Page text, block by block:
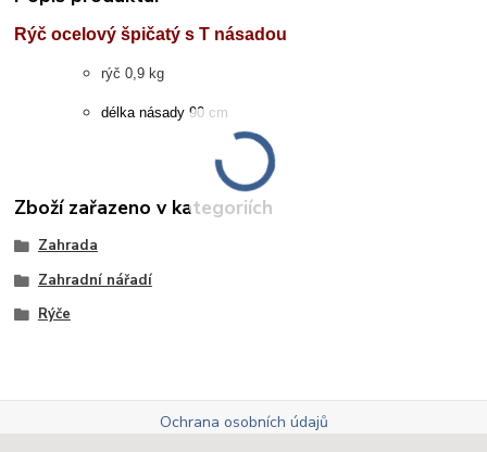
Rýč ocelový špičatý s T násadou
rýč 0,9 kg
délka násady 90 cm
Zboží zařazeno v kategoriích
Zahrada
Zahradní nářadí
Rýče
Ochrana osobních údajů